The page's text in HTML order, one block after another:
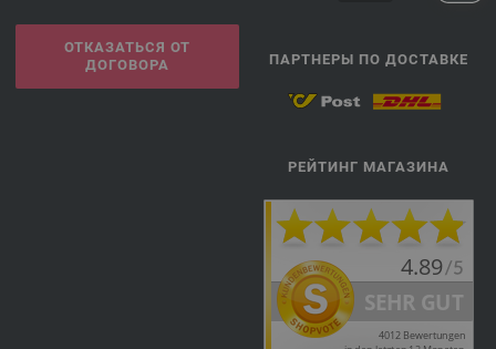
ОТКАЗАТЬСЯ ОТ
ДОГОВОРА
ПАРТНЕРЫ ПО ДОСТАВКЕ
РЕЙТИНГ МАГАЗИНА